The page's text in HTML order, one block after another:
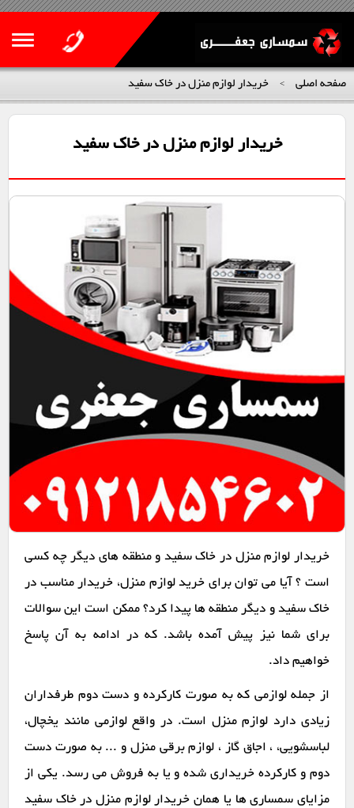
صفحه اصلی > خریدار لوازم منزل در خاک سفید
خریدار لوازم منزل در خاک سفید
خریدار لوازم منزل در خاک سفید و منطقه های دیگر چه کسی
است ؟ آیا می توان برای خرید لوازم منزل، خریدار مناسب در
خاک سفید و دیگر منطقه ها پیدا کرد؟ ممکن است این سوالات
برای شما نیز پیش آمده باشد. که در ادامه به آن پاسخ
خواهیم داد.
از جمله لوازمی که به صورت کارکرده و دست دوم طرفداران
زیادی دارد لوازم منزل است. در واقع لوازمی مانند یخچال،
لباسشویی، ، اجاق گاز ، لوازم برقی منزل و ... به صورت دست
دوم و کارکرده خریداری شده و یا به فروش می رسد. یکی از
مزایای سمساری ها یا همان خریدار لوازم منزل در خاک سفید